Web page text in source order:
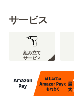
サービス
組み立て
サービス